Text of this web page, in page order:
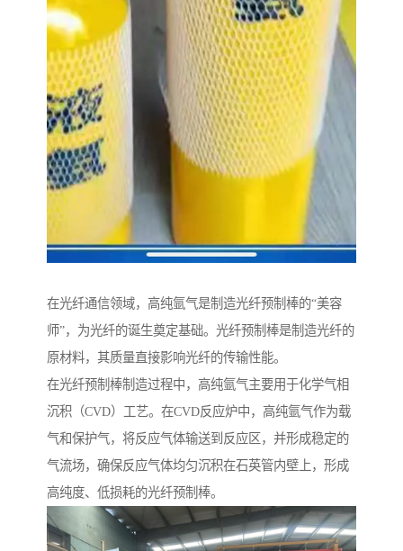
在光纤通信领域，高纯氩气是制造光纤预制棒的“美容
师”，为光纤的诞生奠定基础。光纤预制棒是制造光纤的
原材料，其质量直接影响光纤的传输性能。
在光纤预制棒制造过程中，高纯氩气主要用于化学气相
沉积（CVD）工艺。在CVD反应炉中，高纯氩气作为载
气和保护气，将反应气体输送到反应区，并形成稳定的
气流场，确保反应气体均匀沉积在石英管内壁上，形成
高纯度、低损耗的光纤预制棒。